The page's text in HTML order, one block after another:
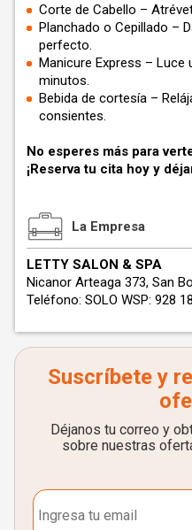
Corte de Cabello –
Planchado o Cepillado –
perfecto.
Manicure Express – Luce
minutos.
Bebida de cortesía –
consientes.
No esperes más para
¡Reserva tu cita hoy y
La Empresa
LETTY SALON & SPA
Nicanor Arteaga 373, San
Teléfono: SOLO WSP: 928
Suscríbete y
Déjanos tu correo y
sobre nuestras